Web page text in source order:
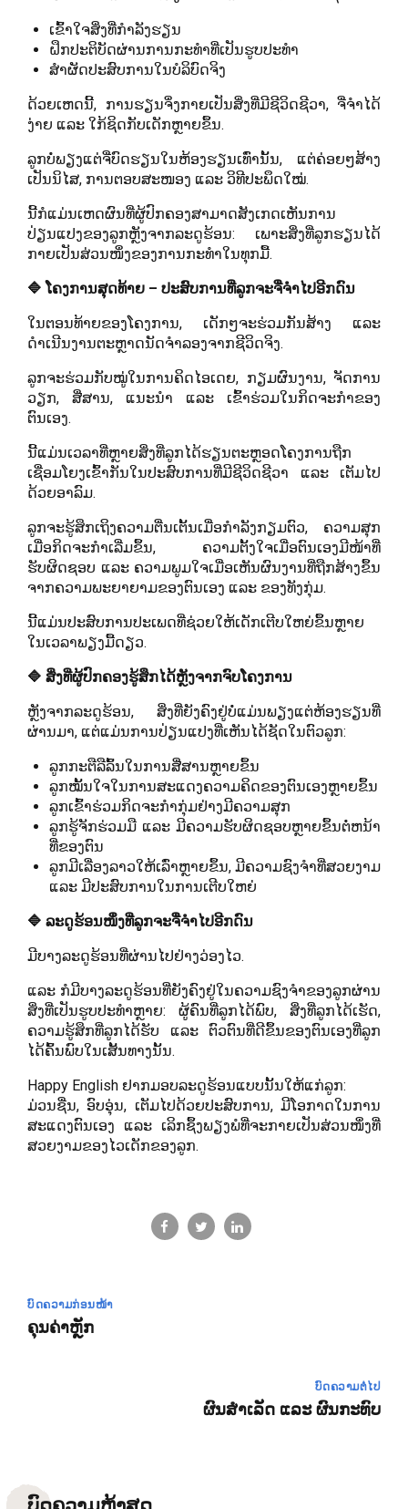
ເຂົ້າໃຈສິ່ງທີ່ກຳລັງຮຽນ
ຝຶກປະຕິບັດຜ່ານການກະທຳທີ່ເປັນຮູບປະທຳ
ສຳຜັດປະສົບການໃນບໍລິບົດຈິງ
ດ້ວຍເຫດນີ້, ການຮຽນຈຶ່ງກາຍເປັນສິ່ງທີ່ມີຊີວິດຊີວາ, ຈື່ຈຳໄດ້
ງ່າຍ ແລະ ໃກ້ຊິດກັບເດັກຫຼາຍຂຶ້ນ.
ລູກບໍ່ພຽງແຕ່ຈື່ບົດຮຽນໃນຫ້ອງຮຽນເທົ່ານັ້ນ, ແຕ່ຄ່ອຍໆສ້າງ
ເປັນນິໄສ, ການຕອບສະໜອງ ແລະ ວິທີປະພຶດໃໝ່.
ນີ້ກໍແມ່ນເຫດຜົນທີ່ຜູ້ປົກຄອງສາມາດສັງເກດເຫັນການ
ປ່ຽນແປງຂອງລູກຫຼັງຈາກລະດູຮ້ອນ: ເພາະສິ່ງທີ່ລູກຮຽນໄດ້
ກາຍເປັນສ່ວນໜຶ່ງຂອງການກະທຳໃນທຸກມື້.
🔷 ໂຄງການສຸດທ້າຍ – ປະສົບການທີ່ລູກຈະຈື່ຈຳໄປອີກດົນ
ໃນຕອນທ້າຍຂອງໂຄງການ, ເດັກໆຈະຮ່ວມກັນສ້າງ ແລະ
ດຳເນີນງານຕະຫຼາດນັດຈຳລອງຈາກຊີວິດຈິງ.
ລູກຈະຮ່ວມກັບໝູ່ໃນການຄິດໄອເດຍ, ກຽມຜົນງານ, ຈັດການ
ວຽກ, ສື່ສານ, ແນະນຳ ແລະ ເຂົ້າຮ່ວມໃນກິດຈະກຳຂອງ
ຕົນເອງ.
ນີ້ແມ່ນເວລາທີ່ຫຼາຍສິ່ງທີ່ລູກໄດ້ຮຽນຕະຫຼອດໂຄງການຖືກ
ເຊື່ອມໂຍງເຂົ້າກັນໃນປະສົບການທີ່ມີຊີວິດຊີວາ ແລະ ເຕັມໄປ
ດ້ວຍອາລົມ.
ລູກຈະຮູ້ສຶກເຖິງຄວາມຕື່ນເຕັ້ນເມື່ອກຳລັງກຽມຕົວ, ຄວາມສຸກ
ເມື່ອກິດຈະກຳເລີ່ມຂຶ້ນ, ຄວາມຕັ້ງໃຈເມື່ອຕົນເອງມີໜ້າທີ່
ຮັບຜິດຊອບ ແລະ ຄວາມພູມໃຈເມື່ອເຫັນຜົນງານທີ່ຖືກສ້າງຂຶ້ນ
ຈາກຄວາມພະຍາຍາມຂອງຕົນເອງ ແລະ ຂອງທັງກຸ່ມ.
ນີ້ແມ່ນປະສົບການປະເພດທີ່ຊ່ວຍໃຫ້ເດັກເຕີບໃຫຍ່ຂຶ້ນຫຼາຍ
ໃນເວລາພຽງມື້ດຽວ.
🔷 ສິ່ງທີ່ຜູ້ປົກຄອງຮູ້ສຶກໄດ້ຫຼັງຈາກຈົບໂຄງການ
ຫຼັງຈາກລະດູຮ້ອນ, ສິ່ງທີ່ຍັງຄົງຢູ່ບໍ່ແມ່ນພຽງແຕ່ຫ້ອງຮຽນທີ່
ຜ່ານມາ, ແຕ່ແມ່ນການປ່ຽນແປງທີ່ເຫັນໄດ້ຊັດໃນຕົວລູກ:
ລູກກະຕືລືລົ້ນໃນການສື່ສານຫຼາຍຂຶ້ນ
ລູກໝັ້ນໃຈໃນການສະແດງຄວາມຄິດຂອງຕົນເອງຫຼາຍຂຶ້ນ
ລູກເຂົ້າຮ່ວມກິດຈະກຳກຸ່ມຢ່າງມີຄວາມສຸກ
ລູກຮູ້ຈັກຮ່ວມມື ແລະ ມີຄວາມຮັບຜິດຊອບຫຼາຍຂຶ້ນຕໍ່ຫນ້າ
ທີ່ຂອງຕົນ
ລູກມີເລື່ອງລາວໃຫ້ເລົ່າຫຼາຍຂຶ້ນ, ມີຄວາມຊົງຈຳທີ່ສວຍງາມ
ແລະ ມີປະສົບການໃນການເຕີບໃຫຍ່
🔷 ລະດູຮ້ອນໜຶ່ງທີ່ລູກຈະຈື່ຈຳໄປອີກດົນ
ມີບາງລະດູຮ້ອນທີ່ຜ່ານໄປຢ່າງວ່ອງໄວ.
ແລະ ກໍມີບາງລະດູຮ້ອນທີ່ຍັງຄົງຢູ່ໃນຄວາມຊົງຈຳຂອງລູກຜ່ານ
ສິ່ງທີ່ເປັນຮູບປະທຳຫຼາຍ: ຜູ້ຄົນທີ່ລູກໄດ້ພົບ, ສິ່ງທີ່ລູກໄດ້ເຮັດ,
ຄວາມຮູ້ສຶກທີ່ລູກໄດ້ຮັບ ແລະ ຕົວຕົນທີ່ດີຂຶ້ນຂອງຕົນເອງທີ່ລູກ
ໄດ້ຄົ້ນພົບໃນເສັ້ນທາງນັ້ນ.
Happy English ຢາກມອບລະດູຮ້ອນແບບນັ້ນໃຫ້ແກ່ລູກ:
ມ່ວນຊື່ນ, ອົບອຸ່ນ, ເຕັມໄປດ້ວຍປະສົບການ, ມີໂອກາດໃນການ
ສະແດງຕົນເອງ ແລະ ເລິກຊຶ້ງພຽງພໍທີ່ຈະກາຍເປັນສ່ວນໜຶ່ງທີ່
ສວຍງາມຂອງໄວເດັກຂອງລູກ.
ບົດຄວາມກ່ອນໜ້າ
ຄຸນຄ່າຫຼັກ
ບົດຄວາມຕໍ່ໄປ
ຜົນສຳເລັດ ແລະ ຜົນກະທົບ